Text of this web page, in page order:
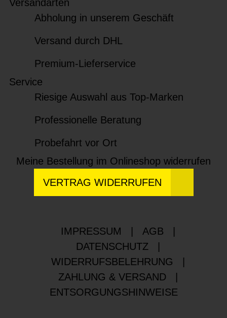
Versandarten
Abholung in unserem Geschäft
Versand durch DHL
Premium-Lieferservice
Service
Riesige Auswahl aus Top-Marken
Professionelle Beratung
Probefahrt vor Ort
Meine Bestellung im Onlineshop widerrufen
VERTRAG WIDERRUFEN
IMPRESSUM AGB
DATENSCHUTZ
WIDERRUFSBELEHRUNG
ZAHLUNG & VERSAND
ENTSORGUNGSHINWEISE